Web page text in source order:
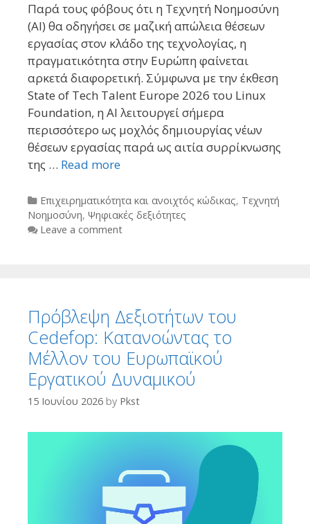
Παρά τους φόβους ότι η Τεχνητή Νοημοσύνη
(AI) θα οδηγήσει σε μαζική απώλεια θέσεων
εργασίας στον κλάδο της τεχνολογίας, η
πραγματικότητα στην Ευρώπη φαίνεται
αρκετά διαφορετική. Σύμφωνα με την έκθεση
State of Tech Talent Europe 2026 του Linux
Foundation, η AI λειτουργεί σήμερα
περισσότερο ως μοχλός δημιουργίας νέων
θέσεων εργασίας παρά ως αιτία συρρίκνωσης
της … Read more
Categories
Επιχειρηματικότητα και ανοιχτός κώδικας, Τεχνητή
Νοημοσύνη, Ψηφιακές δεξιότητες
Leave a comment
Πρόβλεψη Δεξιοτήτων του
Cedefop: Κατανοώντας το
Μέλλον του Ευρωπαϊκού
Εργατικού Δυναμικού
15 Ιουνίου 2026 by Pkst